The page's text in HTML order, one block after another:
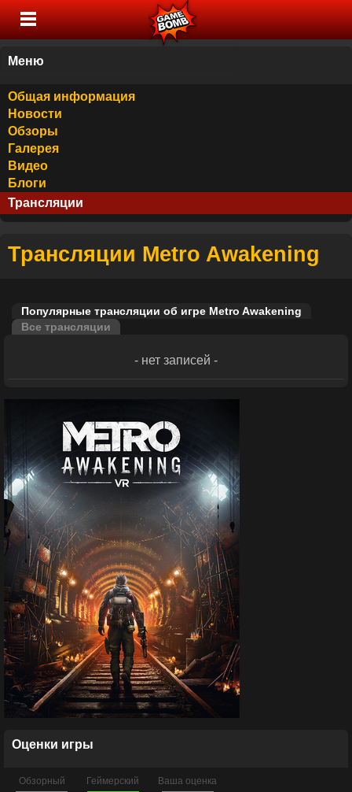
Меню
Общая информация
Новости
Обзоры
Галерея
Видео
Блоги
Трансляции
Трансляции Metro Awakening
Популярные трансляции об игре Metro Awakening
Все трансляции
- нет записей -
Оценки игры
Обзорный Геймерский Ваша оценка